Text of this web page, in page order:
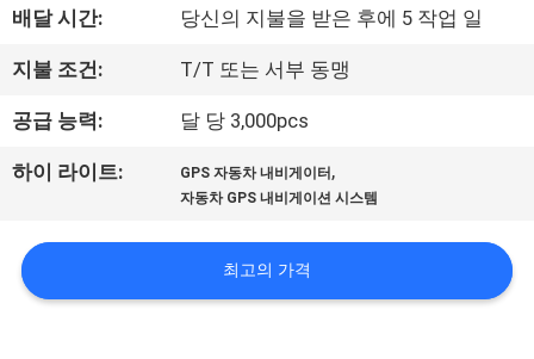
대
하
여
장
여
배달 시간: 당신의 지불을 받은 후에 5 작업 일
지불 조건: T/T 또는 서부 동맹
공급 능력: 달 당 3,000pcs
하이 라이트: GPS 자동차 내비게이터 ,
자동차 GPS 내비게이션 시스템
최고의 가격